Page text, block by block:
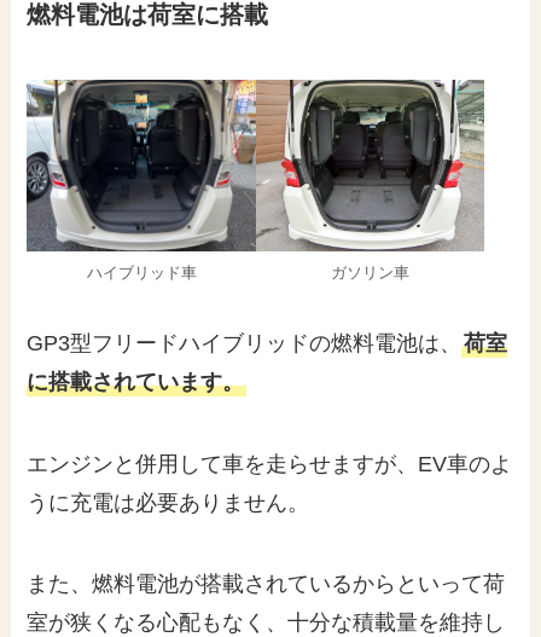
燃料電池は荷室に搭載
ハイブリッド車 ガソリン車
GP3型フリードハイブリッドの燃料電池は、荷室
に搭載されています。
エンジンと併用して車を走らせますが、EV車のよ
うに充電は必要ありません。
また、燃料電池が搭載されているからといって荷
室が狭くなる心配もなく、十分な積載量を維持し